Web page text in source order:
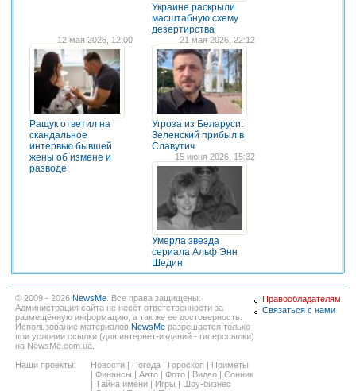
Украине раскрыли
масштабную схему
дезертирства
12 мая 2026, 12:00
Ращук ответил на
скандальное
интервью бывшей
жены об измене и
разводе
21 мая 2026, 22:12
Угроза из Беларуси:
Зеленский прибыл в
Славутич
15 июня 2026, 15:32
Умерла звезда
сериала Альф Энн
Шедин
© 2009 - 2026 NewsMe . Все права защищены.
Администрация сайта не несёт ответственности за
размещённую информацию, а так же ее достоверность.
Использование материалов NewsMe разрешается только
при условии ссылки (для интернет-изданий - гиперссылки)
на NewsMe.com.ua.
Наши проекты:
Новости | Погода | Гороскоп | Приметы
| Финансы | Авто | Фото | Видео | Сонник
| Тайна имени | Игры | Шоу-бизнес
Правообладателям
Связаться с нами